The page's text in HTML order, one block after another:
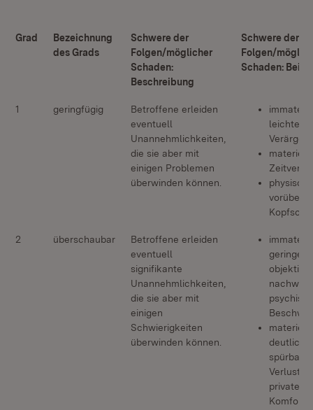
Grad
Bezeichnung
des Grads
Schwere der
Folgen/möglicher
Schaden:
Beschreibung
Schwere der
Folgen/
Schaden:
1 geringfügig
Betroffene erleiden
eventuell
Unannehmlichkeiten,
die sie aber mit
einigen Problemen
überwinden können.
leichte
materiell:
physisch:
2 überschaubar
Betroffene erleiden
eventuell
signifikante
Unannehmlichkeiten,
die sie aber mit
einigen
Schwierigkeiten
überwinden können.
geringe,
objektiv
materiell:
deutlich
spürbarer
Verlust
privatem
Komfort